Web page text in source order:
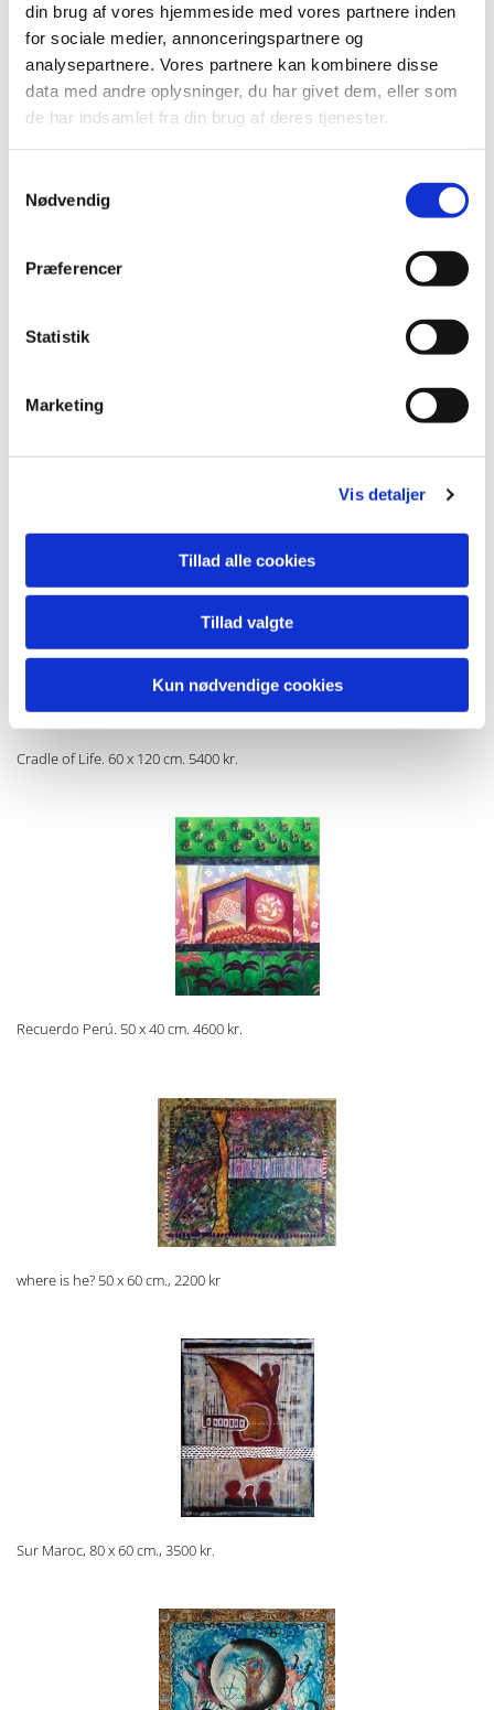
din brug af vores hjemmeside med vores partnere inden
for sociale medier, annonceringspartnere og
analysepartnere. Vores partnere kan kombinere disse
data med andre oplysninger, du har givet dem, eller som
de har indsamlet fra din brug af deres tjenester.
Nødvendig
Præferencer
Statistik
Marketing
Vis detaljer
Tillad alle cookies
Tillad valgte
Kun nødvendige cookies
Cradle of Life. 60 x 120 cm. 5400 kr.
Recuerdo Perú. 50 x 40 cm. 4600 kr.
where is he? 50 x 60 cm., 2200 kr
Sur Maroc, 80 x 60 cm., 3500 kr.